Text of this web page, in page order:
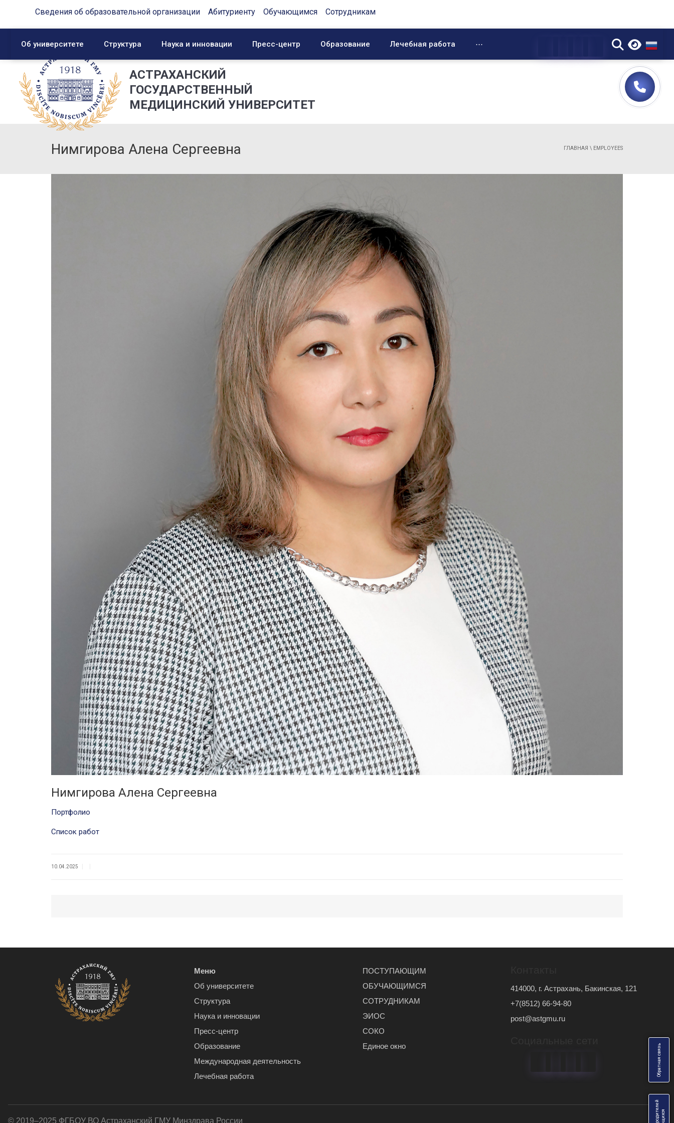
О
б
р
а
т
н
а
я
с
в
я
з
ь
Сведения об образовательной организации Абитуриенту Обучающимся Сотрудникам
Об университете Структура Наука и инновации Пресс-центр Образование Лечебная работа ⋯ ▼
АСТРАХАНСКИЙ
ГОСУДАРСТВЕННЫЙ
МЕДИЦИНСКИЙ УНИВЕРСИТЕТ
Нимгирова Алена Сергеевна ГЛАВНАЯ \ EMPLOYEES
Нимгирова Алена Сергеевна
Портфолио
Список работ
10.04.2025
Меню
Об университете
Структура
Наука и инновации
Пресс-центр
Образование
Международная деятельность
Лечебная работа
ПОСТУПАЮЩИМ
ОБУЧАЮЩИМСЯ
СОТРУДНИКАМ
ЭИОС
СОКО
Единое окно
414000, г. Астрахань, Бакинская, 121
+7(8512) 66-94-80
post@astgmu.ru
© 2019–2025 ФГБОУ ВО Астраханский ГМУ Минздрава России